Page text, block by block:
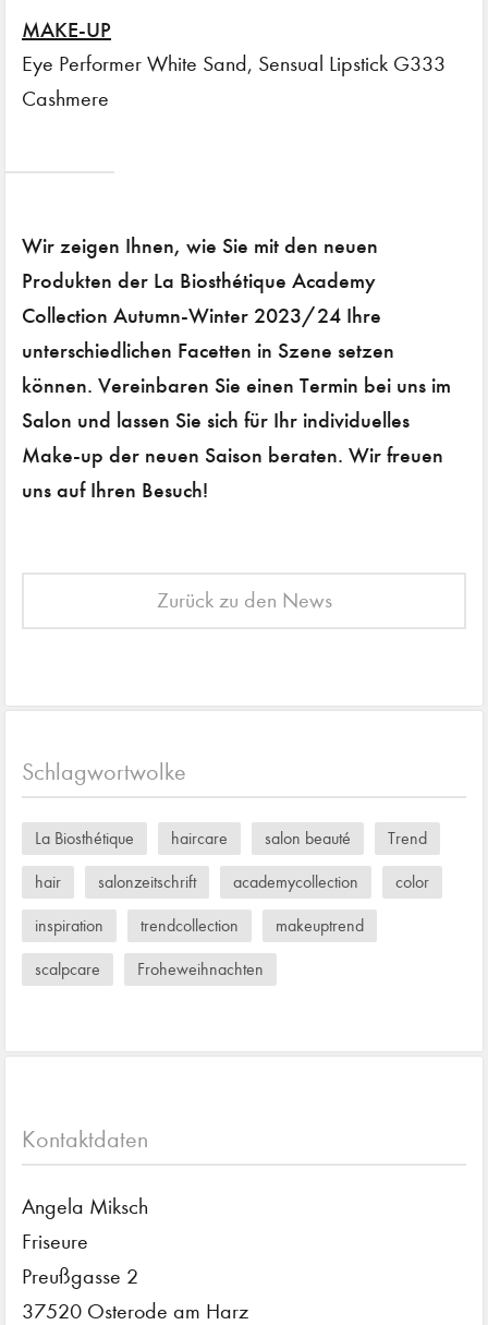
MAKE-UP
Eye Performer White Sand, Sensual Lipstick G333
Cashmere
Wir zeigen Ihnen, wie Sie mit den neuen
Produkten der La Biosthétique Academy
Collection Autumn-Winter 2023/24 Ihre
unterschiedlichen Facetten in Szene setzen
können. Vereinbaren Sie einen Termin bei uns im
Salon und lassen Sie sich für Ihr individuelles
Make-up der neuen Saison beraten. Wir freuen
uns auf Ihren Besuch!
Zurück zu den News
Schlagwortwolke
La Biosthétique haircare salon beauté Trend
hair salonzeitschrift academycollection color
inspiration trendcollection makeuptrend
scalpcare Froheweihnachten
Kontaktdaten
Angela Miksch
Friseure
Preußgasse 2
37520 Osterode am Harz